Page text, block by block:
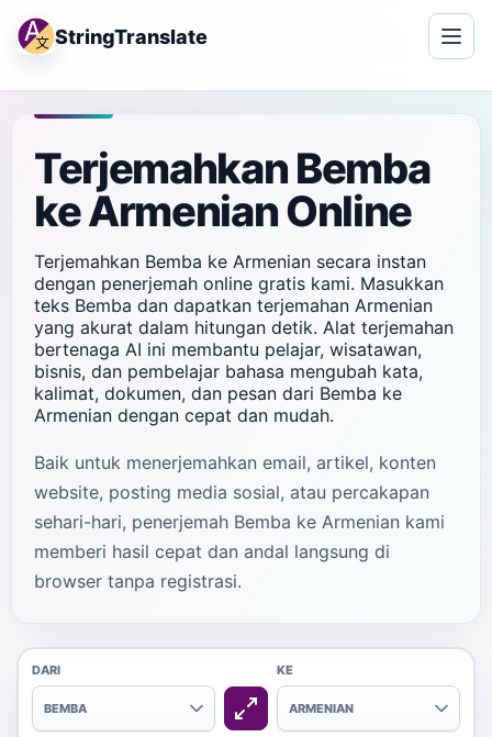
StringTranslate
Terjemahkan Bemba
ke Armenian Online
Terjemahkan Bemba ke Armenian secara instan
dengan penerjemah online gratis kami. Masukkan
teks Bemba dan dapatkan terjemahan Armenian
yang akurat dalam hitungan detik. Alat terjemahan
bertenaga AI ini membantu pelajar, wisatawan,
bisnis, dan pembelajar bahasa mengubah kata,
kalimat, dokumen, dan pesan dari Bemba ke
Armenian dengan cepat dan mudah.
Baik untuk menerjemahkan email, artikel, konten
website, posting media sosial, atau percakapan
sehari-hari, penerjemah Bemba ke Armenian kami
memberi hasil cepat dan andal langsung di
browser tanpa registrasi.
DARI
BEMBA
KE
ARMENIAN